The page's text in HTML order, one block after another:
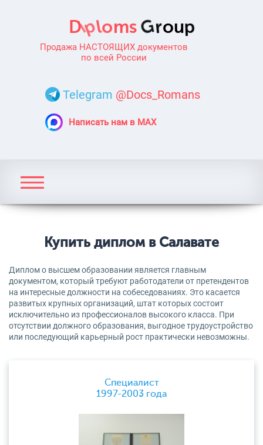
Продажа НАСТОЯЩИХ документов
по всей России
Telegram @Docs_Romans
Написать нам в MAX
Купить диплом в Салавате
Диплом о высшем образовании является главным
документом, который требуют работодатели от претендентов
на интересные должности на собеседованиях. Это касается
развитых крупных организаций, штат которых состоит
исключительно из профессионалов высокого класса. При
отсутствии должного образования, выгодное трудоустройство
или последующий карьерный рост практически невозможны.
Специалист
1997-2003 года